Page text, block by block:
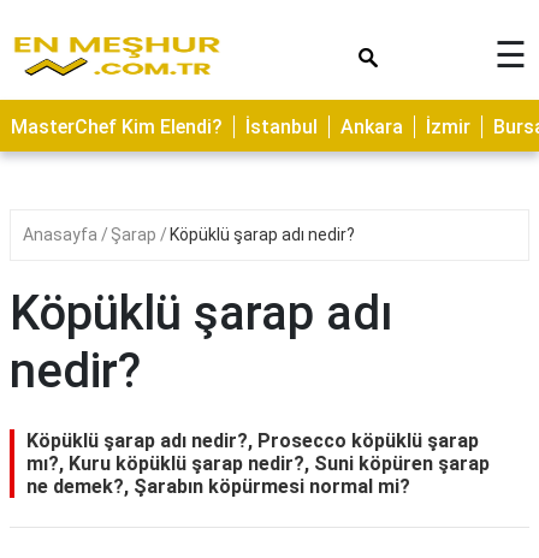
ASTROLOJİ
SAĞLIK
YERLER
BAKIMI
KAMP
ALANLARI
HAMİLELİK
☰
MasterChef Kim Elendi? İstanbul Ankara İzmir
Anasayfa Şarap Köpüklü şarap adı nedir?
Köpüklü şarap adı
nedir?
Köpüklü şarap adı nedir?, Prosecco köpüklü şarap
mı?, Kuru köpüklü şarap nedir?, Suni köpüren şarap
ne demek?, Şarabın köpürmesi normal mi?